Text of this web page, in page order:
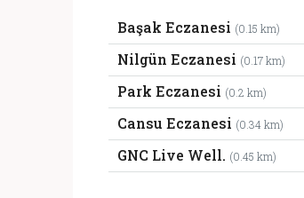
Başak Eczanesi (0.15 km)
Nilgün Eczanesi (0.17 km)
Park Eczanesi (0.2 km)
Cansu Eczanesi (0.34 km)
GNC Live Well. (0.45 km)